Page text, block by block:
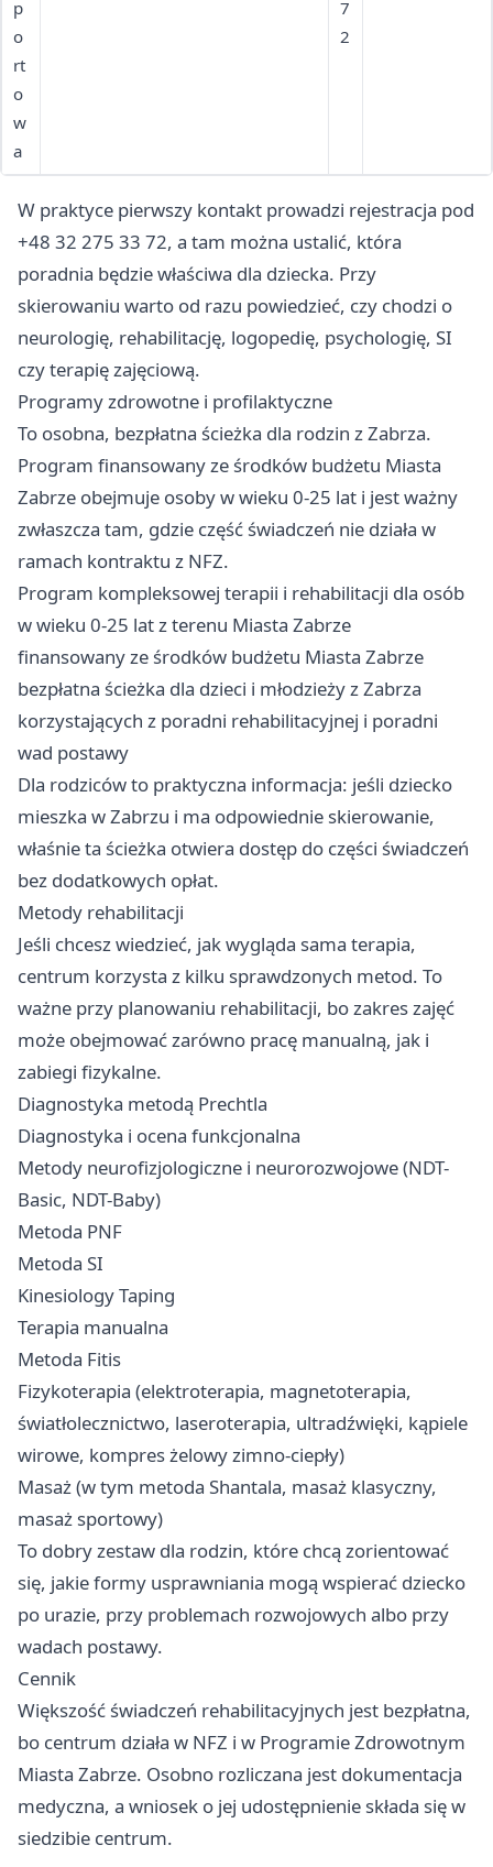
p
o
rt
o
w
a
7
2
W praktyce pierwszy kontakt prowadzi rejestracja pod
+48 32 275 33 72, a tam można ustalić, która
poradnia będzie właściwa dla dziecka. Przy
skierowaniu warto od razu powiedzieć, czy chodzi o
neurologię, rehabilitację, logopedię, psychologię, SI
czy terapię zajęciową.
Programy zdrowotne i profilaktyczne
To osobna, bezpłatna ścieżka dla rodzin z Zabrza.
Program finansowany ze środków budżetu Miasta
Zabrze obejmuje osoby w wieku 0-25 lat i jest ważny
zwłaszcza tam, gdzie część świadczeń nie działa w
ramach kontraktu z NFZ.
Program kompleksowej terapii i rehabilitacji dla osób
w wieku 0-25 lat z terenu Miasta Zabrze
finansowany ze środków budżetu Miasta Zabrze
bezpłatna ścieżka dla dzieci i młodzieży z Zabrza
korzystających z poradni rehabilitacyjnej i poradni
wad postawy
Dla rodziców to praktyczna informacja: jeśli dziecko
mieszka w Zabrzu i ma odpowiednie skierowanie,
właśnie ta ścieżka otwiera dostęp do części świadczeń
bez dodatkowych opłat.
Metody rehabilitacji
Jeśli chcesz wiedzieć, jak wygląda sama terapia,
centrum korzysta z kilku sprawdzonych metod. To
ważne przy planowaniu rehabilitacji, bo zakres zajęć
może obejmować zarówno pracę manualną, jak i
zabiegi fizykalne.
Diagnostyka metodą Prechtla
Diagnostyka i ocena funkcjonalna
Metody neurofizjologiczne i neurorozwojowe (NDT-
Basic, NDT-Baby)
Metoda PNF
Metoda SI
Kinesiology Taping
Terapia manualna
Metoda Fitis
Fizykoterapia (elektroterapia, magnetoterapia,
światłolecznictwo, laseroterapia, ultradźwięki, kąpiele
wirowe, kompres żelowy zimno-ciepły)
Masaż (w tym metoda Shantala, masaż klasyczny,
masaż sportowy)
To dobry zestaw dla rodzin, które chcą zorientować
się, jakie formy usprawniania mogą wspierać dziecko
po urazie, przy problemach rozwojowych albo przy
wadach postawy.
Cennik
Większość świadczeń rehabilitacyjnych jest bezpłatna,
bo centrum działa w NFZ i w Programie Zdrowotnym
Miasta Zabrze. Osobno rozliczana jest dokumentacja
medyczna, a wniosek o jej udostępnienie składa się w
siedzibie centrum.